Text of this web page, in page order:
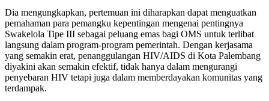
Dia mengungkapkan, pertemuan ini diharapkan dapat menguatkan
pemahaman para pemangku kepentingan mengenai pentingnya
Swakelola Tipe III sebagai peluang emas bagi OMS untuk terlibat
langsung dalam program-program pemerintah. Dengan kerjasama
yang semakin erat, penanggulangan HIV/AIDS di Kota Palembang
diyakini akan semakin efektif, tidak hanya dalam mengurangi
penyebaran HIV tetapi juga dalam memberdayakan komunitas yang
terdampak.